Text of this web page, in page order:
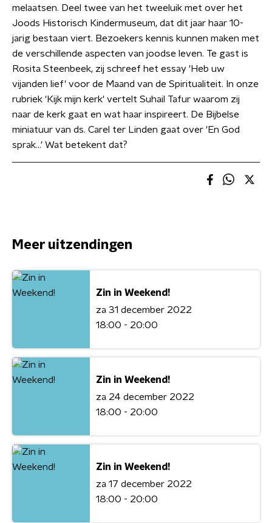
melaatsen. Deel twee van het tweeluik met over het
Joods Historisch Kindermuseum, dat dit jaar haar 10-
jarig bestaan viert. Bezoekers kennis kunnen maken met
de verschillende aspecten van joodse leven. Te gast is
Rosita Steenbeek, zij schreef het essay 'Heb uw
vijanden lief' voor de Maand van de Spiritualiteit. In onze
rubriek 'Kijk mijn kerk' vertelt Suhail Tafur waarom zij
naar de kerk gaat en wat haar inspireert. De Bijbelse
miniatuur van ds. Carel ter Linden gaat over 'En God
sprak…' Wat betekent dat?
Meer uitzendingen
Zin in Weekend!
za 31 december 2022
18:00 - 20:00
Zin in Weekend!
za 24 december 2022
18:00 - 20:00
Zin in Weekend!
za 17 december 2022
18:00 - 20:00